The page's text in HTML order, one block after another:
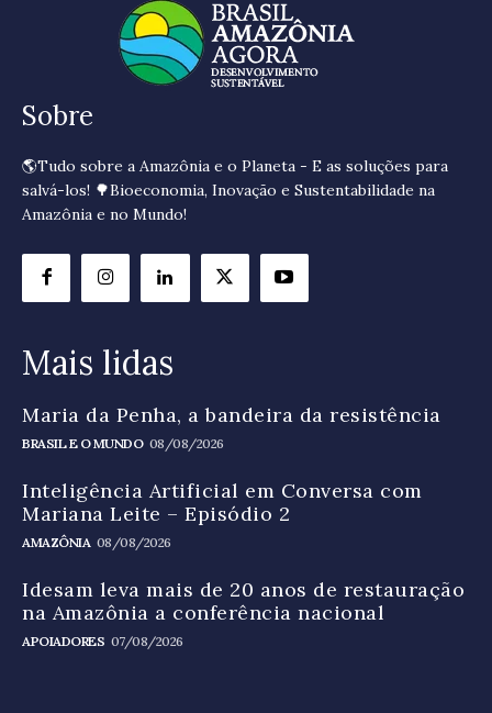
Sobre
🌎Tudo sobre a Amazônia e o Planeta - E as soluções para
salvá-los! 🌳Bioeconomia, Inovação e Sustentabilidade na
Amazônia e no Mundo!
Mais lidas
Maria da Penha, a bandeira da resistência
BRASIL E O MUNDO 08/08/2026
Inteligência Artificial em Conversa com
Mariana Leite – Episódio 2
AMAZÔNIA 08/08/2026
Idesam leva mais de 20 anos de restauração
na Amazônia a conferência nacional
APOIADORES 07/08/2026